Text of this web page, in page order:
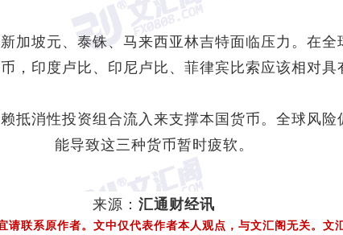
加坡元、泰铢、马来西亚林吉特面临压力。在
，印度卢比、印尼卢比、菲律宾比索应该相对具
抵消性投资组合流入来支撑本国货币。全球风
能导致这三种货币暂时疲软。
来源： 汇通财经讯
请联系原作者。 文中仅代表作者本人观点，与文汇阁无关。文